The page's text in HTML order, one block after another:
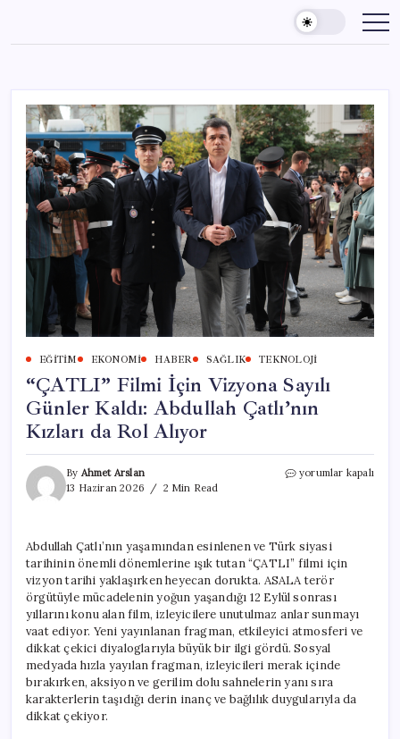
content
EĞITIM EKONOMI HABER SAĞLIK TEKNOLOJI
“ÇATLI” Filmi İçin Vizyona Sayılı
Günler Kaldı: Abdullah Çatlı’nın
Kızları da Rol Alıyor
By Ahmet Arslan
13 Haziran 2026
2 Min Read
“ÇATLI”
Günler
Kaldı:
Abdullah
Çatlı’nın
Rol
Alıyor
için
yorumlar kapalı
Abdullah Çatlı’nın yaşamından esinlenen ve Türk siyasi
tarihinin önemli dönemlerine ışık tutan “ÇATLI” filmi için
vizyon tarihi yaklaşırken heyecan dorukta. ASALA terör
örgütüyle mücadelenin yoğun yaşandığı 12 Eylül sonrası
yıllarını konu alan film, izleyicilere unutulmaz anlar sunmayı
vaat ediyor. Yeni yayınlanan fragman, etkileyici atmosferi ve
dikkat çekici diyaloglarıyla büyük bir ilgi gördü. Sosyal
medyada hızla yayılan fragman, izleyicileri merak içinde
bırakırken, aksiyon ve gerilim dolu sahnelerin yanı sıra
karakterlerin taşıdığı derin inanç ve bağlılık duygularıyla da
dikkat çekiyor.